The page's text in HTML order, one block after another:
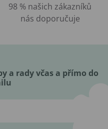
98 % našich zákazníků
nás doporučuje
a rady včas a přímo do